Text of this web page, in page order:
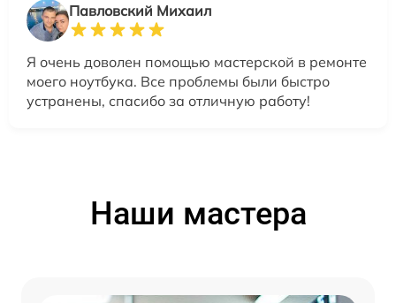
Павловский Михаил
Я очень доволен помощью мастерской в ремонте
моего ноутбука. Все проблемы были быстро
устранены, спасибо за отличную работу!
Наши мастера